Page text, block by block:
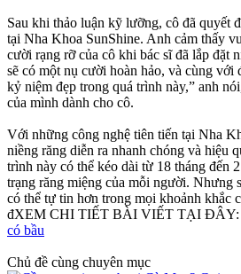
Sau khi thảo luận kỹ lưỡng, cô đã quyết
tại Nha Khoa SunShine. Anh cảm thấy
cười rạng rỡ của cô khi bác sĩ đã lắp đặt
sẽ có một nụ cười hoàn hảo, và cùng với
kỷ niệm đẹp trong quá trình này,” anh
của mình dành cho cô.
Với những công nghệ tiên tiến tại Nha
niềng răng diễn ra nhanh chóng và hiệu
trình này có thể kéo dài từ 18 tháng đến
trạng răng miệng của mỗi người. Nhưng
có thể tự tin hơn trong mọi khoảnh khắc
đXEM CHI TIẾT BÀI VIẾT TẠI ĐÂY:
có bầu
Chủ đề cùng chuyên mục